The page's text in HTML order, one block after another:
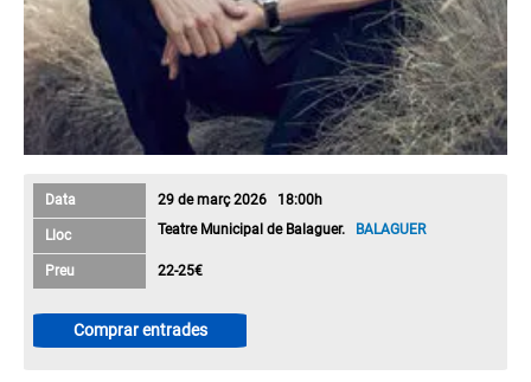
Data 29 de març 2026 18:00h
Lloc Teatre Municipal de Balaguer. BALAGUER
Preu 22-25€
Comprar entrades